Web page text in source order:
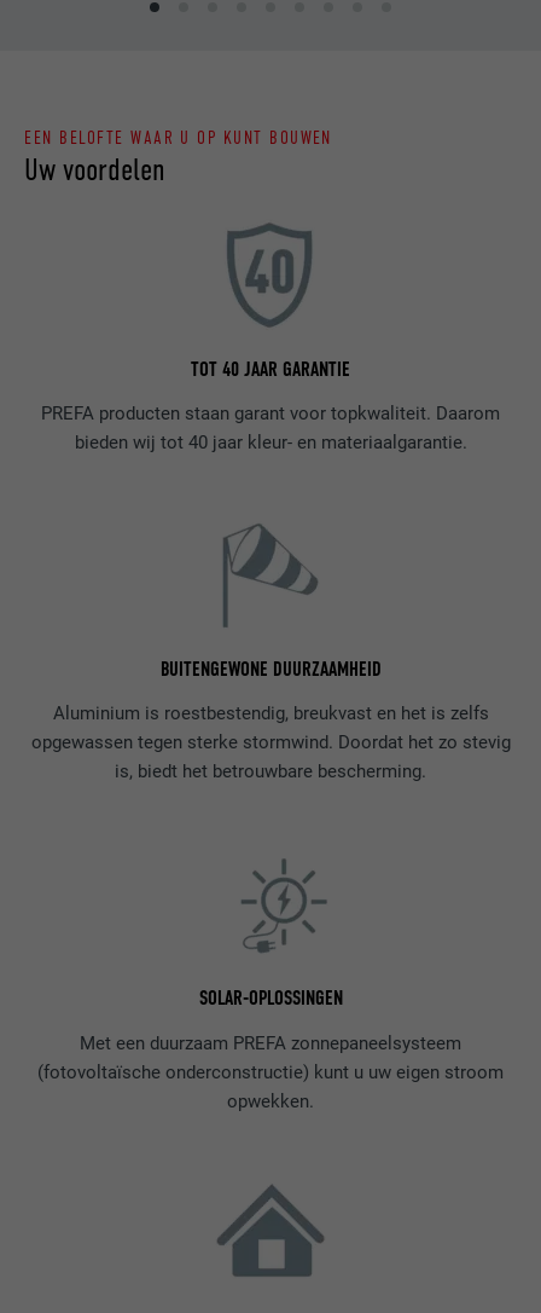
Uw voordelen
EEN BELOFTE WAAR U OP KUNT BOUWEN
TOT 40 JAAR GARANTIE
PREFA producten staan garant voor topkwaliteit. Daarom
bieden wij tot 40 jaar kleur- en materiaalgarantie.
BUITENGEWONE DUURZAAMHEID
Aluminium is roestbestendig, breukvast en het is zelfs
opgewassen tegen sterke stormwind. Doordat het zo stevig
is, biedt het betrouwbare bescherming.
SOLAR-OPLOSSINGEN
Met een duurzaam PREFA zonnepaneelsysteem
(fotovoltaïsche onderconstructie) kunt u uw eigen stroom
opwekken.